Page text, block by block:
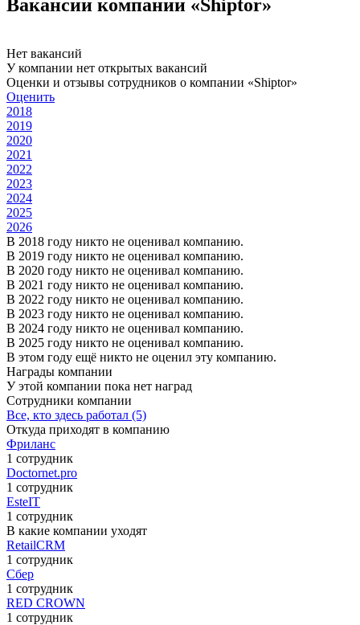
Вакансии компании «Shiptor»
Нет вакансий
У компании нет открытых вакансий
Оценки и отзывы сотрудников о компании «Shiptor»
Оценить
2018
2019
2020
2021
2022
2023
2024
2025
2026
В 2018 году никто не оценивал компанию.
В 2019 году никто не оценивал компанию.
В 2020 году никто не оценивал компанию.
В 2021 году никто не оценивал компанию.
В 2022 году никто не оценивал компанию.
В 2023 году никто не оценивал компанию.
В 2024 году никто не оценивал компанию.
В 2025 году никто не оценивал компанию.
В этом году ещё никто не оценил эту компанию.
Награды компании
У этой компании пока нет наград
Сотрудники компании
Все, кто здесь работал (5)
Откуда приходят в компанию
Фриланс
1 сотрудник
Doctornet.pro
1 сотрудник
EsteIT
1 сотрудник
В какие компании уходят
RetailCRM
1 сотрудник
Сбер
1 сотрудник
RED CROWN
1 сотрудник